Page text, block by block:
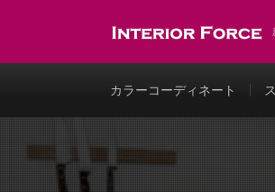
カラーコーディネート